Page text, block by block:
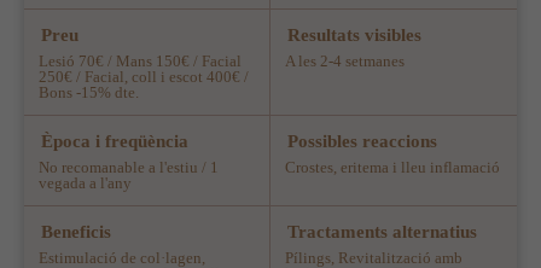
Preu
Lesió 70€ / Mans 150€ / Facial
250€ / Facial, coll i escot 400€ /
Bons -15% dte.
Resultats visibles
A les 2-4 setmanes
Època i freqüència
No recomanable a l'estiu / 1
vegada a l'any
Possibles reaccions
Crostes, eritema i lleu inflamació
Beneficis
Estimulació de col·lagen,
Tractaments alternatius
Pílings, Revitalització amb